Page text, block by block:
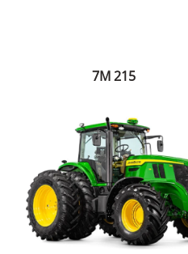
7M 215